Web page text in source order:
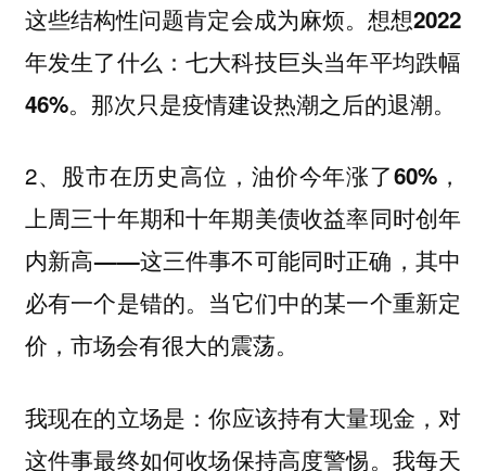
这些结构性问题肯定会成为麻烦。 想想2022
年发生了什么：七大科技巨头当年平均跌幅
46%。 那次只是疫情建设热潮之后的退潮。
2、 股市在历史高位，油价今年涨了60%，
上周三十年期和十年期美债收益率同时创年
内新高——这三件事不可能同时正确，其中
必有一个是错的。 当它们中的某一个重新定
价，市场会有很大的震荡。
我现在的立场是 ：你应该持有大量现金 ，对
这件事最终如何收场保持高度警惕。我每天